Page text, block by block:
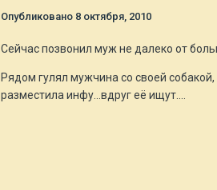
Опубликовано 8 октября, 2010
Сейчас позвонил муж не далеко от
Рядом гулял мужчина со своей
разместила инфу...вдруг её ищут....